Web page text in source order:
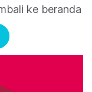
ke beranda